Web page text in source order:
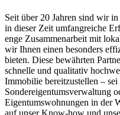
Seit über 20 Jahren sind wir
in dieser Zeit umfangreiche
enge Zusammenarbeit mit
wir Ihnen einen besonders
bieten. Diese bewährten
schnelle und qualitativ
Immobilie bereitzustellen –
Sondereigentumsverwaltung
Eigentumswohnungen in der
auf unser Know-how und